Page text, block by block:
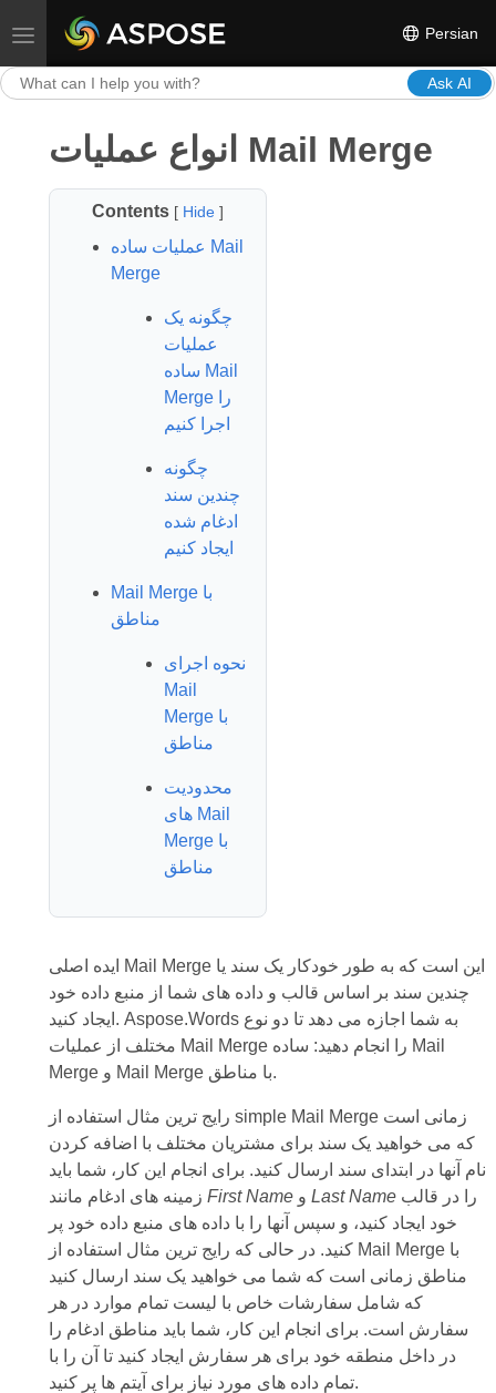
Toggle navigation Persian
Ask AI
انواع عملیات Mail Merge
Contents [ Hide]
عملیات ساده Mail
Merge
چگونه یک
عملیات
ساده Mail
Merge را
اجرا کنیم
چگونه
چندین سند
ادغام شده
ایجاد کنیم
Mail Merge با
مناطق
نحوه اجرای
Mail
Merge با
مناطق
محدودیت
های Mail
Merge با
مناطق
ایده اصلی Mail Merge این است که به طور خودکار یک سند یا
چندین سند بر اساس قالب و داده های شما از منبع داده خود
ایجاد کنید. Aspose.Words به شما اجازه می دهد تا دو نوع
مختلف از عملیات Mail Merge را انجام دهید: ساده Mail
Merge و Mail Merge با مناطق.
رایج ترین مثال استفاده از simple Mail Merge زمانی است
که می خواهید یک سند برای مشتریان مختلف با اضافه کردن
نام آنها در ابتدای سند ارسال کنید. برای انجام این کار، شما باید
First Name Last Nameرا در قالب
خود ایجاد کنید، و سپس آنها را با داده های منبع داده خود پر
کنید. در حالی که رایج ترین مثال استفاده از Mail Merge با
مناطق زمانی است که شما می خواهید یک سند ارسال کنید
که شامل سفارشات خاص با لیست تمام موارد در هر
سفارش است. برای انجام این کار، شما باید مناطق ادغام را
در داخل منطقه خود برای هر سفارش ایجاد کنید تا آن را با
تمام داده های مورد نیاز برای آیتم ها پر کنید.